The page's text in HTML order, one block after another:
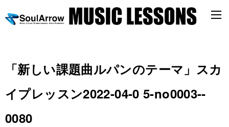
「新しい課題曲ルパンのテーマ」スカ
イプレッスン2022-04-0 5-­no0003-­
0080